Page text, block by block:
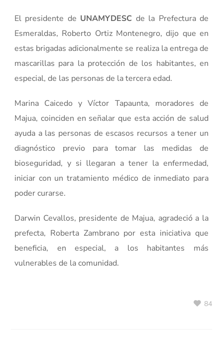
El presidente de UNAMYDESC de la Prefectura de
Esmeraldas, Roberto Ortiz Montenegro, dijo que en
estas brigadas adicionalmente se realiza la entrega de
mascarillas para la protección de los habitantes, en
especial, de las personas de la tercera edad.
Marina Caicedo y Víctor Tapaunta, moradores de
Majua, coinciden en señalar que esta acción de salud
ayuda a las personas de escasos recursos a tener un
diagnóstico previo para tomar las medidas de
bioseguridad, y si llegaran a tener la enfermedad,
iniciar con un tratamiento médico de inmediato para
poder curarse.
Darwin Cevallos, presidente de Majua, agradeció a la
prefecta, Roberta Zambrano por esta iniciativa que
beneficia, en especial, a los habitantes más
vulnerables de la comunidad.
84